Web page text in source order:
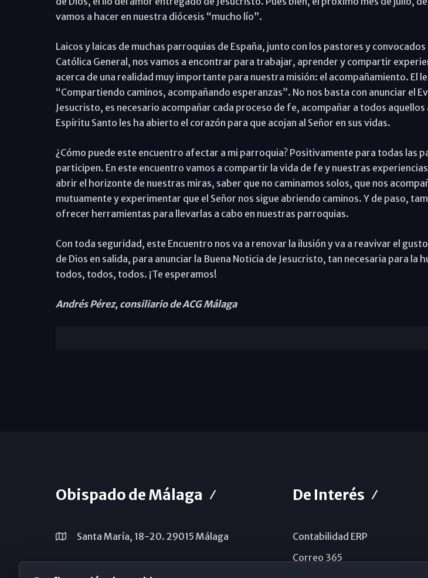
vamos a hacer en nuestra diócesis “mucho lío”.
Laicos y laicas de muchas parroquias de España, junto con los pastores y
Católica General, nos vamos a encontrar para trabajar, aprender y compartir
acerca de una realidad muy importante para nuestra misión: el acompañamiento. El
“Compartiendo caminos, acompañando esperanzas”. No nos basta con anunciar el
Jesucristo, es necesario acompañar cada proceso de fe, acompañar a todos aquellos
Espíritu Santo les ha abierto el corazón para que acojan al Señor en sus vidas.
¿Cómo puede este encuentro afectar a mi parroquia? Positivamente para todas las
participen. En este encuentro vamos a compartir la vida de fe y nuestras
abrir el horizonte de nuestras miras, saber que no caminamos solos, que nos
mutuamente y experimentar que el Señor nos sigue abriendo caminos. Y de paso,
ofrecer herramientas para llevarlas a cabo en nuestras parroquias.
Con toda seguridad, este Encuentro nos va a renovar la ilusión y va a reavivar el
de Dios en salida, para anunciar la Buena Noticia de Jesucristo, tan necesaria para la
todos, todos, todos. ¡Te esperamos!
Andrés Pérez, consiliario de ACG Málaga
Obispado de Málaga
Santa María, 18-20. 29015 Málaga
(+34) 952 224 386
De Interés
Contabilidad ERP
Correo 365